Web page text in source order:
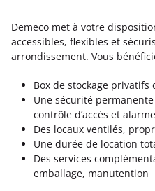
Demeco met à votre
accessibles, flexibles et
arrondissement. Vous
Box de stockage privatifs
Une sécurité
contrôle d’accès et alarme
Des locaux ventilés,
Une durée de location
Des services
emballage, manutention